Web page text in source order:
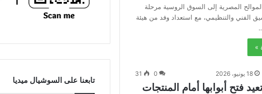
المصرية إلى السوق الروسية مرحلة
الفني والتنظيمي، مع استعداد وفد من هيئة
»
18 يونيو، 2026 0
31
فتح أبوابها أمام المنتجات
تابعنا على السوشيال ميديا